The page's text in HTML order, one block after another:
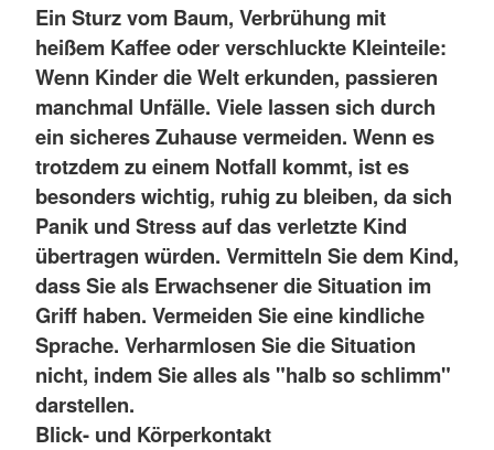
Ein Sturz vom Baum, Verbrühung mit
heißem Kaffee oder verschluckte Kleinteile:
Wenn Kinder die Welt erkunden, passieren
manchmal Unfälle. Viele lassen sich durch
ein sicheres Zuhause vermeiden. Wenn es
trotzdem zu einem Notfall kommt, ist es
besonders wichtig, ruhig zu bleiben, da sich
Panik und Stress auf das verletzte Kind
übertragen würden. Vermitteln Sie dem Kind,
dass Sie als Erwachsener die Situation im
Griff haben. Vermeiden Sie eine kindliche
Sprache. Verharmlosen Sie die Situation
nicht, indem Sie alles als "halb so schlimm"
darstellen.
Blick- und Körperkontakt